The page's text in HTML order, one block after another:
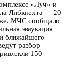
«Луч» и
Либкнехта — 20
МЧС сообщало
эваукация
ближайшего
разбор
150